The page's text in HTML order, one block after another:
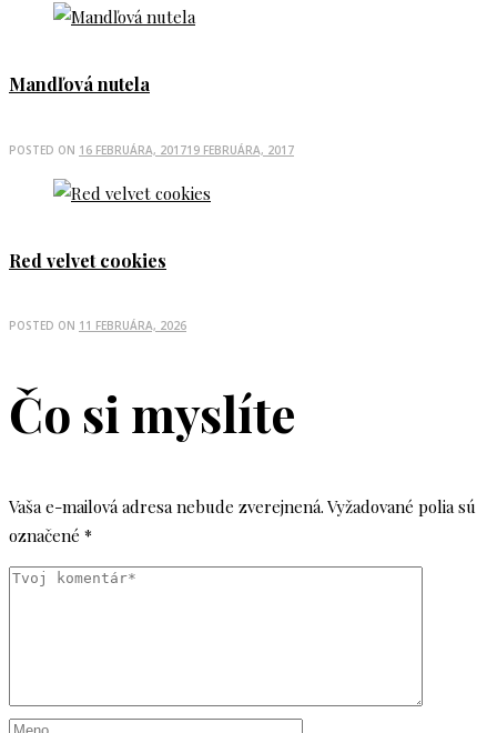
Mandľová nutela
POSTED ON 16 FEBRUÁRA, 201719 FEBRUÁRA, 2017
Red velvet cookies
POSTED ON 11 FEBRUÁRA, 2026
Čo si myslíte
Vaša e-mailová adresa nebude zverejnená. Vyžadované polia sú
označené *